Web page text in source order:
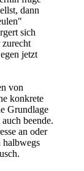
dann
sich
jetzt
von
konkrete
Grundlage
beende.
an oder
halbwegs